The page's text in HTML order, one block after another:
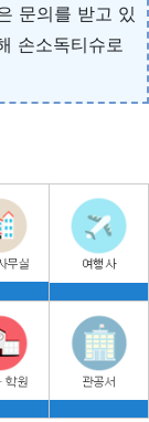
문의를 받고 있
손소독티슈로